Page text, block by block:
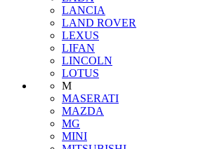
LANCIA
LAND ROVER
LEXUS
LIFAN
LINCOLN
LOTUS
M
MASERATI
MAZDA
MG
MINI